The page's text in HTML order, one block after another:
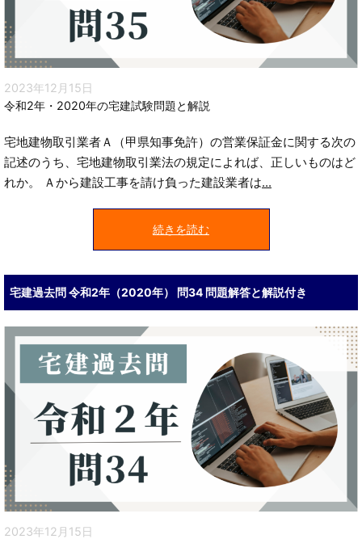
2023年12月15日
令和2年・2020年の宅建試験問題と解説
宅地建物取引業者Ａ（甲県知事免許）の営業保証金に関する次の
記述のうち、宅地建物取引業法の規定によれば、正しいものはど
れか。 Ａから建設工事を請け負った建設業者は...
続きを読む
宅建過去問 令和2年（2020年） 問34 問題解答と解説付き
2023年12月15日